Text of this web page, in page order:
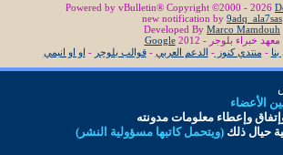
Powered by vBulletin® Copyright ©2000 - 2026
new notification by 9adq_ala7sas
Developed By Marco Mamdouh
معهد خبراء بلوجر - 2012
Google
- منتدي كنوز- الدعم العربي -قوالب بلوجر - او او انيمي
الأعضاء
و عطاء معلومات مدونته
حيال ذلك(ويتحمل كاتبها مسؤولية النشر)